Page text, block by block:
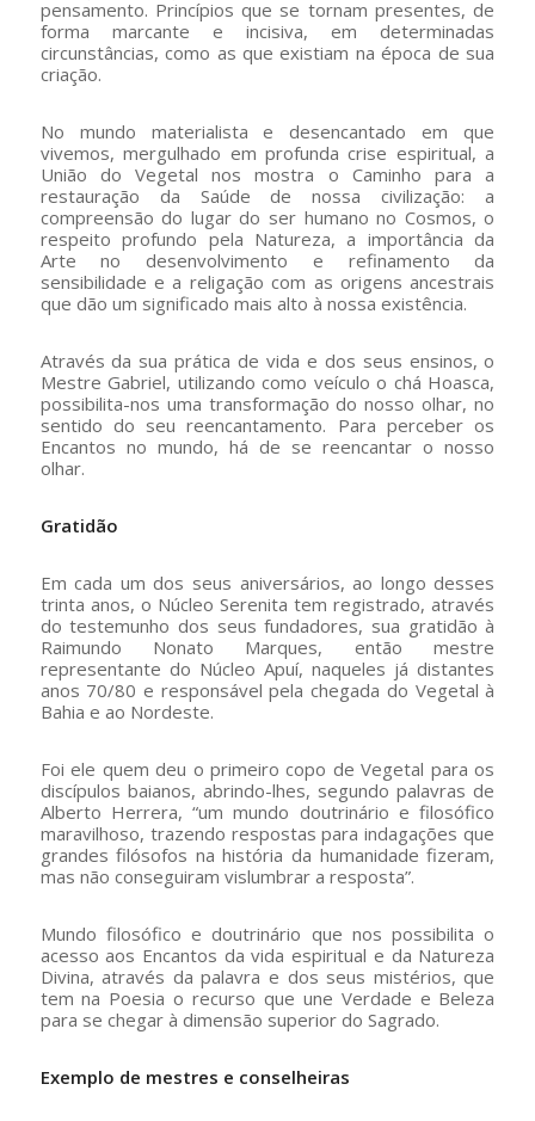
pensamento. Princípios que se tornam presentes, de
forma marcante e incisiva, em determinadas
circunstâncias, como as que existiam na época de sua
criação.
No mundo materialista e desencantado em que
vivemos, mergulhado em profunda crise espiritual, a
União do Vegetal nos mostra o Caminho para a
restauração da Saúde de nossa civilização: a
compreensão do lugar do ser humano no Cosmos, o
respeito profundo pela Natureza, a importância da
Arte no desenvolvimento e refinamento da
sensibilidade e a religação com as origens ancestrais
que dão um significado mais alto à nossa existência.
Através da sua prática de vida e dos seus ensinos, o
Mestre Gabriel, utilizando como veículo o chá Hoasca,
possibilita-nos uma transformação do nosso olhar, no
sentido do seu reencantamento. Para perceber os
Encantos no mundo, há de se reencantar o nosso
olhar.
Gratidão
Em cada um dos seus aniversários, ao longo desses
trinta anos, o Núcleo Serenita tem registrado, através
do testemunho dos seus fundadores, sua gratidão à
Raimundo Nonato Marques, então mestre
representante do Núcleo Apuí, naqueles já distantes
anos 70/80 e responsável pela chegada do Vegetal à
Bahia e ao Nordeste.
Foi ele quem deu o primeiro copo de Vegetal para os
discípulos baianos, abrindo-lhes, segundo palavras de
Alberto Herrera, “um mundo doutrinário e filosófico
maravilhoso, trazendo respostas para indagações que
grandes filósofos na história da humanidade fizeram,
mas não conseguiram vislumbrar a resposta”.
Mundo filosófico e doutrinário que nos possibilita o
acesso aos Encantos da vida espiritual e da Natureza
Divina, através da palavra e dos seus mistérios, que
tem na Poesia o recurso que une Verdade e Beleza
para se chegar à dimensão superior do Sagrado.
Exemplo de mestres e conselheiras